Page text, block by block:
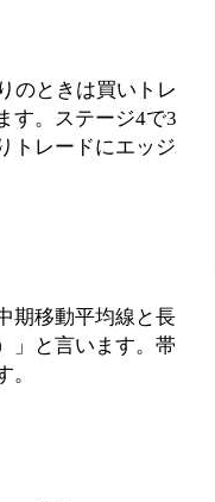
のときは買いトレ
す。ステージ4で3
トレードにエッジ
期移動平均線と長
」と言います。帯